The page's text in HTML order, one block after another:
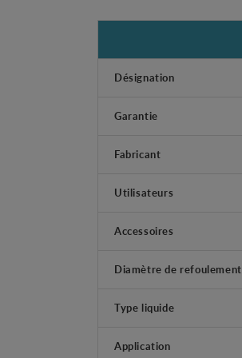
Désignation
Garantie
Fabricant
Utilisateurs
Accessoires
Diamètre de refoulement
Type liquide
Application